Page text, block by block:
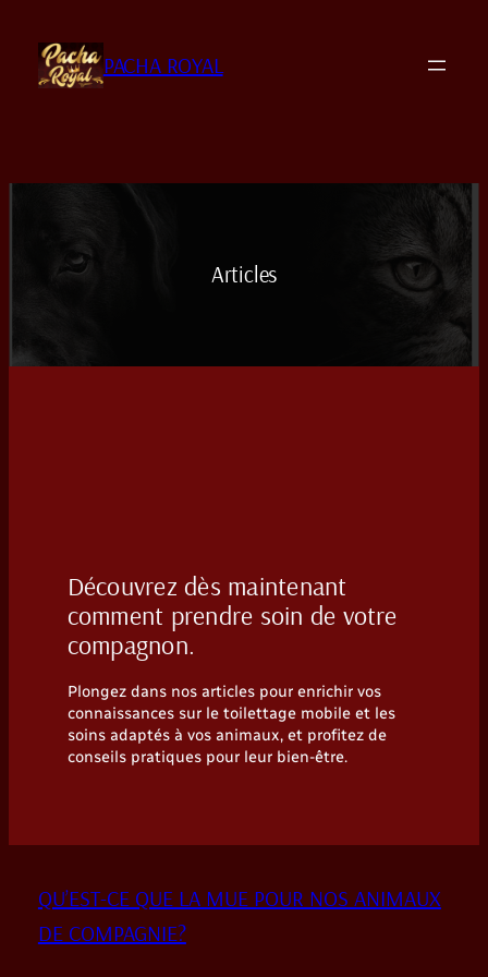
contenu
PACHA ROYAL
Articles
Découvrez dès maintenant
comment prendre soin de votre
compagnon.
Plongez dans nos articles pour enrichir vos
connaissances sur le toilettage mobile et les
soins adaptés à vos animaux, et profitez de
conseils pratiques pour leur bien-être.
QU’EST-CE QUE LA MUE POUR NOS ANIMAUX
DE COMPAGNIE?